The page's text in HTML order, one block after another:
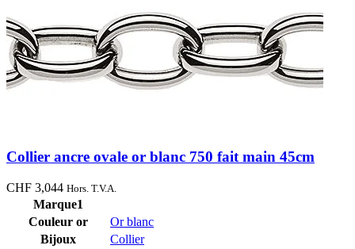
Collier ancre ovale or blanc 750 fait main 45cm
CHF 3,044 Hors. T.V.A.
Marque1
Couleur or
Or blanc
Bijoux
Collier